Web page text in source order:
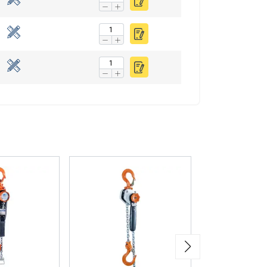
yhdistää ne
KAIKKI